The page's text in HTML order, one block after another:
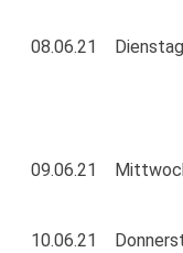
08.06.21 Dienstag
09.06.21
10.06.21